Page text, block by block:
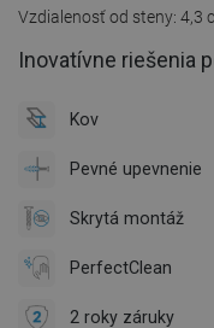
Vzdialenosť od steny: 4,3
Inovatívne riešenia
Kov
Pevné upevnenie
Skrytá montáž
PerfectClean
2 roky záruky